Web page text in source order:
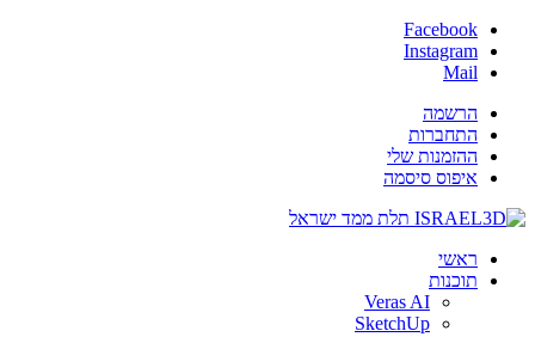
Facebook
Instagram
Mail
הרשמה
התחברות
ההזמנות שלי
איפוס סיסמה
ראשי
תוכנות
Veras AI
SketchUp